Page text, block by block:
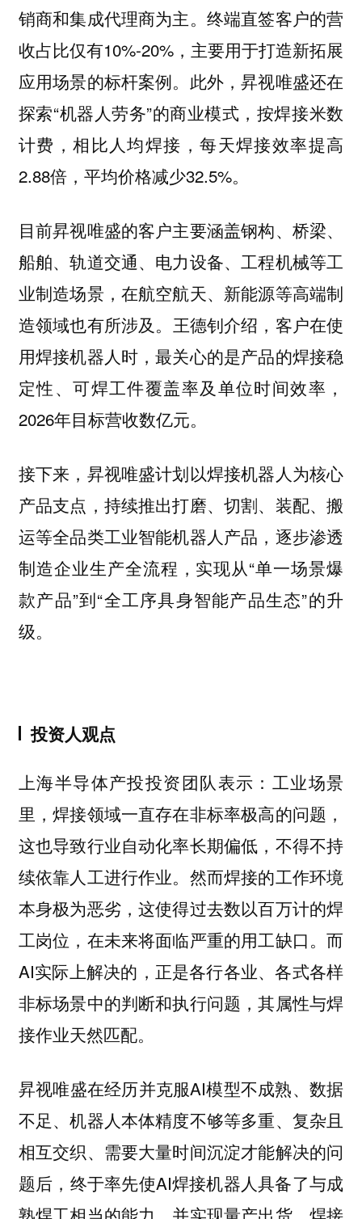
销商和集成代理商为主。 终端直签客户的营
收占比仅有10%-20%，主要用于打造新拓展
应用场景的标杆案例。此外，昇视唯盛还在
探索“机器人劳务”的商业模式，按焊接米数
计费，相比人均焊接，每天焊接效率提高
2.88倍，平均价格减少32.5%。
目前昇视唯盛的客户主要涵盖钢构、桥梁、
船舶、轨道交通、电力设备、工程机械等工
业制造场景，在航空航天、新能源等高端制
造领域也有所涉及。 王德钊介绍，客户在使
用焊接机器人时，最关心的是产品的焊接稳
定性、可焊工件覆盖率及单位时间效率，
2026年目标营收数亿元。
接下来，昇视唯盛计划以焊接机器人为核心
产品支点，持续推出打磨、切割、装配、搬
运等全品类工业智能机器人产品，逐步渗透
制造企业生产全流程，实现从“单一场景爆
款产品”到“全工序具身智能产品生态”的升
级。
投资人观点
上海半导体产投投资团队表示： 工业场景
里，焊接领域一直存在非标率极高的问题，
这也导致行业自动化率长期偏低，不得不持
续依靠人工进行作业。然而焊接的工作环境
本身极为恶劣，这使得过去数以百万计的焊
工岗位，在未来将面临严重的用工缺口。而
AI实际上解决的，正是各行各业、各式各样
非标场景中的判断和执行问题，其属性与焊
接作业天然匹配。
昇视唯盛在经历并克服AI模型不成熟、数据
不足、机器人本体精度不够等多重、复杂且
相互交织、需要大量时间沉淀才能解决的问
题后，终于率先使AI焊接机器人具备了与成
熟焊工相当的能力，并实现量产出货。焊接